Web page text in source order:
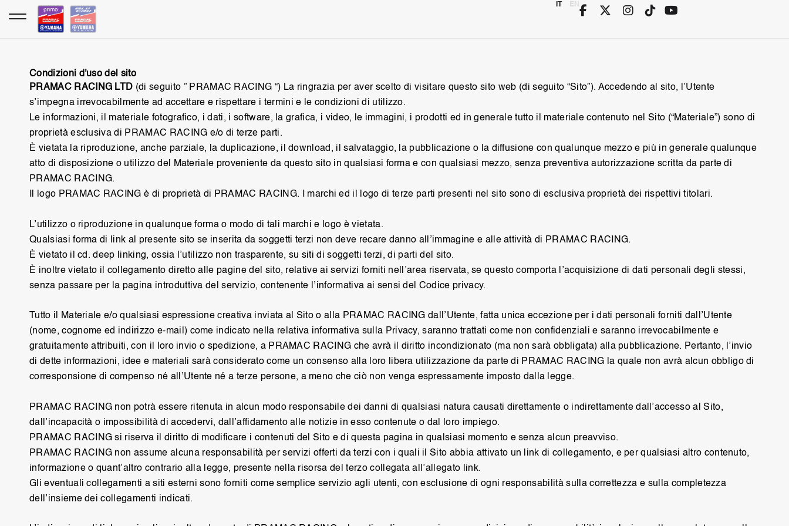
EN
Condizioni d'uso del sito
PRAMAC RACING LTD (di seguito ” PRAMAC RACING “) La ringrazia per aver scelto di visitare questo sito web (di seguito “Sito”). Accedendo al sito, l’Utente
s’impegna irrevocabilmente ad accettare e rispettare i termini e le condizioni di utilizzo.
Le informazioni, il materiale fotografico, i dati, i software, la grafica, i video, le immagini, i prodotti ed in generale tutto il materiale contenuto nel Sito (“Materiale”) sono di
proprietà esclusiva di PRAMAC RACING e/o di terze parti.
È vietata la riproduzione, anche parziale, la duplicazione, il download, il salvataggio, la pubblicazione o la diffusione con qualunque mezzo e più in generale qualunque
atto di disposizione o utilizzo del Materiale proveniente da questo sito in qualsiasi forma e con qualsiasi mezzo, senza preventiva autorizzazione scritta da parte di
PRAMAC RACING.
Il logo PRAMAC RACING è di proprietà di PRAMAC RACING. I marchi ed il logo di terze parti presenti nel sito sono di esclusiva proprietà dei rispettivi titolari.
L’utilizzo o riproduzione in qualunque forma o modo di tali marchi e logo è vietata.
Qualsiasi forma di link al presente sito se inserita da soggetti terzi non deve recare danno all’immagine e alle attività di PRAMAC RACING.
È vietato il cd. deep linking, ossia l’utilizzo non trasparente, su siti di soggetti terzi, di parti del sito.
È inoltre vietato il collegamento diretto alle pagine del sito, relative ai servizi forniti nell’area riservata, se questo comporta l’acquisizione di dati personali degli stessi,
senza passare per la pagina introduttiva del servizio, contenente l’informativa ai sensi del Codice privacy.
Tutto il Materiale e/o qualsiasi espressione creativa inviata al Sito o alla PRAMAC RACING dall’Utente, fatta unica eccezione per i dati personali forniti dall’Utente
(nome, cognome ed indirizzo e-mail) come indicato nella relativa informativa sulla Privacy, saranno trattati come non confidenziali e saranno irrevocabilmente e
gratuitamente attribuiti, con il loro invio o spedizione, a PRAMAC RACING che avrà il diritto incondizionato (ma non sarà obbligata) alla pubblicazione. Pertanto, l’invio
di dette informazioni, idee e materiali sarà considerato come un consenso alla loro libera utilizzazione da parte di PRAMAC RACING la quale non avrà alcun obbligo di
corresponsione di compenso né all’Utente né a terze persone, a meno che ciò non venga espressamente imposto dalla legge.
PRAMAC RACING non potrà essere ritenuta in alcun modo responsabile dei danni di qualsiasi natura causati direttamente o indirettamente dall’accesso al Sito,
dall’incapacità o impossibilità di accedervi, dall’affidamento alle notizie in esso contenute o dal loro impiego.
PRAMAC RACING si riserva il diritto di modificare i contenuti del Sito e di questa pagina in qualsiasi momento e senza alcun preavviso.
PRAMAC RACING non assume alcuna responsabilità per servizi offerti da terzi con i quali il Sito abbia attivato un link di collegamento, e per qualsiasi altro contenuto,
informazione o quant’altro contrario alla legge, presente nella risorsa del terzo collegata all’allegato link.
Gli eventuali collegamenti a siti esterni sono forniti come semplice servizio agli utenti, con esclusione di ogni responsabilità sulla correttezza e sulla completezza
dell’insieme dei collegamenti indicati.